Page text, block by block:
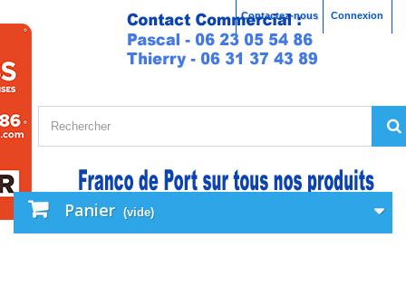
Connexion
Contactez-nous
Panier (vide)